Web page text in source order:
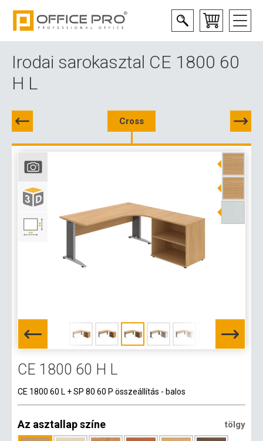
Irodai sarokasztal CE 1800 60
H L
Cross
CE 1800 60 H L
CE 1800 60 L + SP 80 60 P összeállítás - balos
Az asztallap színe tölgy